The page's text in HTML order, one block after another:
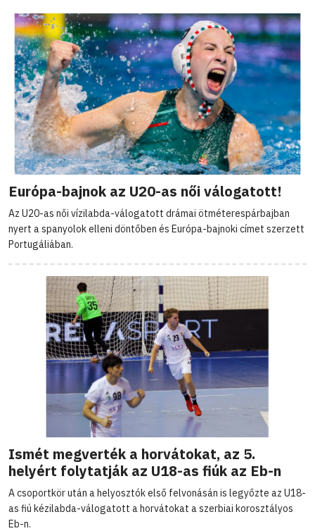
Európa-bajnok az U20-as női válogatott!
Az U20-as női vízilabda-válogatott drámai ötméterespárbajban
nyert a spanyolok elleni döntőben és Európa-bajnoki címet szerzett
Portugáliában.
Ismét megverték a horvátokat, az 5.
helyért folytatják az U18-as fiúk az Eb-n
A csoportkör után a helyosztók első felvonásán is legyőzte az U18-
as fiú kézilabda-válogatott a horvátokat a szerbiai korosztályos
Eb-n.